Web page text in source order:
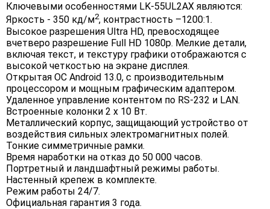
Ключевыми особенностями LK-55UL2AX являются:
Яркость - 350 кд/м2, контрастность –1200:1.
Высокое разрешения Ultra HD, превосходящее
вчетверо разрешение Full HD 1080p. Мелкие детали,
включая текст, и текстуру графики отображаются с
высокой четкостью на экране дисплея.
Открытая ОС Android 13.0, c производительным
процессором и мощным графическим адаптером.
Удаленное управление контентом по RS-232 и LAN.
Встроенные колонки 2 х 10 Вт.
Металлический корпус, защищающий устройство от
воздействия сильных электромагнитных полей.
Тонкие симметричные рамки.
Время наработки на отказ до 50 000 часов.
Портретный и ландшафтный режимы работы.
Настенный крепеж в комплекте.
Режим работы 24/7.
Официальная гарантия 3 года.